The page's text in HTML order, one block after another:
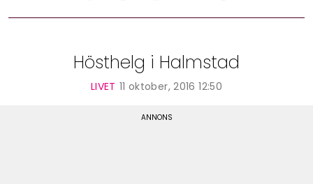
Hösthelg i Halmstad
LIVET 11 oktober, 2016 12:50